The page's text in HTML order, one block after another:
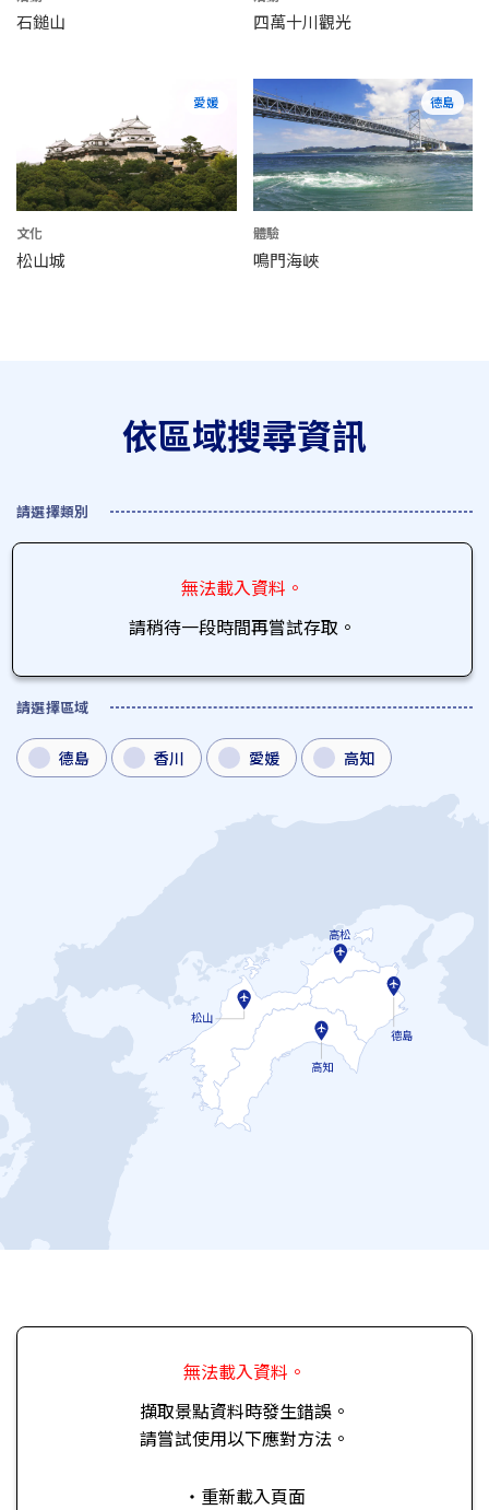
石鎚山 四萬十川觀光
愛媛
文化
松山城
德島
體驗
鳴門海峽
依區域搜尋資訊
請選擇類別
無法載入資料。
請稍待一段時間再嘗試存取。
請選擇區域
德島 香川 愛媛 高知
松山
高知
德島
高松
無法載入資料。
擷取景點資料時發生錯誤。
請嘗試使用以下應對方法。
・重新載入頁面